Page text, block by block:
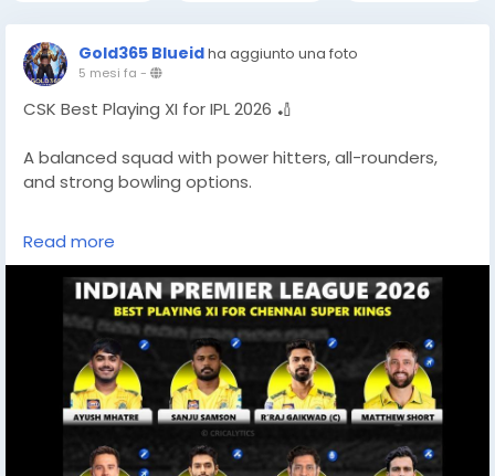
Gold365 Blueidha aggiunto una foto
5 mesi fa -
CSK Best Playing XI for IPL 2026 🏏
A balanced squad with power hitters, all-rounders,
and strong bowling options.
Would you change anything in this lineup?
More updates 👉https://gold365s.in/
#CSK#IPL2026#PlayingXI#CricketFans
#MSDhoni
#Gold365#IPL
Read more